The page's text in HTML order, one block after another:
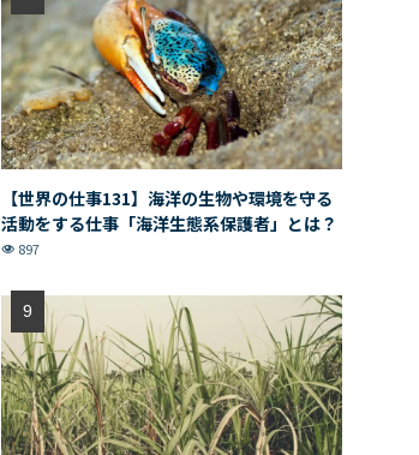
【世界の仕事131】海洋の生物や環境を守る
活動をする仕事「海洋生態系保護者」とは？
897